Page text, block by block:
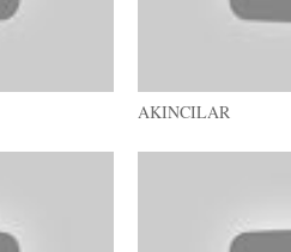
AKINCILAR